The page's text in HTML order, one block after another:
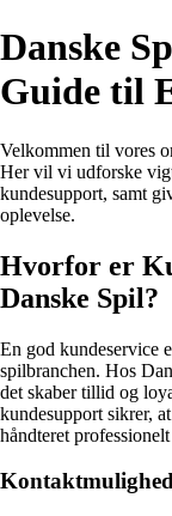
Danske
Guide til
Velkommen til vores
Her vil vi udforske
kundesupport, samt
oplevelse.
Hvorfor er
Danske Spil?
En god kundeservice
spilbranchen. Hos
det skaber tillid og
kundesupport sikrer,
håndteret